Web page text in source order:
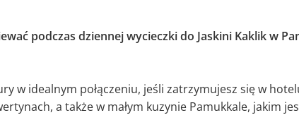
podczas dziennej wycieczki do Jaskini Kaklik w
w idealnym połączeniu, jeśli zatrzymujesz się w
a także w małym kuzynie Pamukkale, jakim